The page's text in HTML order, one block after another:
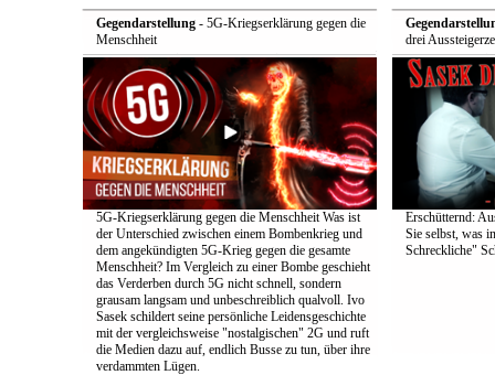
Gegendarstellung- 5G-Kriegserklärung gegen die
Menschheit
5G-Kriegserklärung gegen die Menschheit Was ist
der Unterschied zwischen einem Bombenkrieg und
dem angekündigten 5G-Krieg gegen die gesamte
Menschheit? Im Vergleich zu einer Bombe geschieht
das Verderben durch 5G nicht schnell, sondern
grausam langsam und unbeschreiblich qualvoll. Ivo
Sasek schildert seine persönliche Leidensgeschichte
mit der vergleichsweise "nostalgischen" 2G und ruft
die Medien dazu auf, endlich Busse zu tun, über ihre
verdammten Lügen.
drei
Erschütternd:
Sie selbst, was
Schreckliche"